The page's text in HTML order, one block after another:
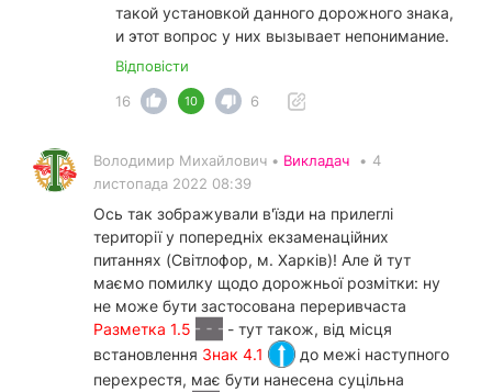
такой установкой данного дорожного знака,
и этот вопрос у них вызывает непонимание.
Відповісти
16
10 6
Володимир Михайлович • Викладач • 4
листопада 2022 08:39
Ось так зображували в'їзди на прилеглі
території у попередніх екзаменаційних
питаннях (Світлофор, м. Харків)! Але й тут
маємо помилку щодо дорожньої розмітки: ну
не може бути застосована переривчаста
Разметка 1.5
- тут також, від місця
встановлення Знак 4.1
до межі наступного
перехрестя, має бути нанесена суцільна